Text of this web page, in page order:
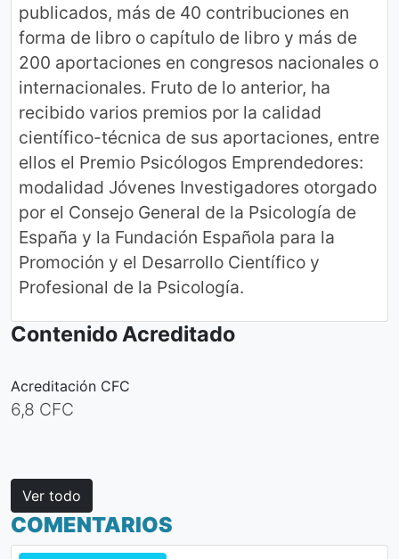
publicados, más de 40 contribuciones en
forma de libro o capítulo de libro y más de
200 aportaciones en congresos nacionales o
internacionales. Fruto de lo anterior, ha
recibido varios premios por la calidad
científico-técnica de sus aportaciones, entre
ellos el Premio Psicólogos Emprendedores:
modalidad Jóvenes Investigadores otorgado
por el Consejo General de la Psicología de
España y la Fundación Española para la
Promoción y el Desarrollo Científico y
Profesional de la Psicología.
Contenido Acreditado
Acreditación CFC
6,8 CFC
Ver todo
COMENTARIOS